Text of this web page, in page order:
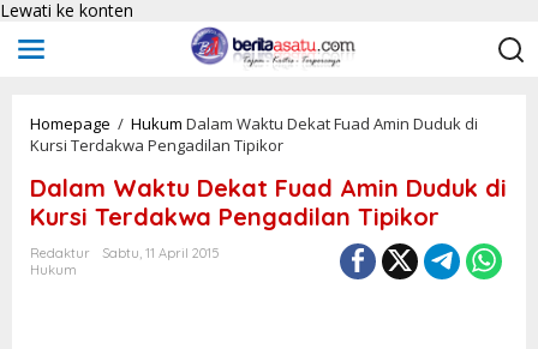
Lewati ke konten
Homepage / Hukum Dalam Waktu Dekat Fuad Amin Duduk di
Kursi Terdakwa Pengadilan Tipikor
Dalam Waktu Dekat Fuad Amin Duduk di
Kursi Terdakwa Pengadilan Tipikor
Redaktur
Sabtu, 11 April 2015
Hukum